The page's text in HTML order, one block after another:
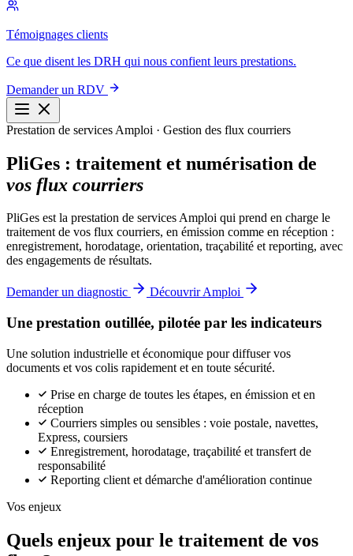
Témoignages clients
Ce que disent les DRH qui nous confient leurs prestations.
Demander un RDV
Prestation de services Amploi · Gestion des flux courriers
PliGes : traitement et numérisation de
vos flux courriers
PliGes est la prestation de services Amploi qui prend en charge le
traitement de vos flux courriers, en émission comme en réception :
enregistrement, horodatage, orientation, traçabilité et reporting, avec
des engagements de résultats.
Demander un diagnostic Découvrir Amploi
Une prestation outillée, pilotée par les indicateurs
Une solution industrielle et économique pour diffuser vos
documents et vos colis rapidement et en toute sécurité.
Prise en charge de toutes les étapes, en émission et en
réception
Courriers simples ou sensibles : voie postale, navettes,
Express, coursiers
Enregistrement, horodatage, traçabilité et transfert de
responsabilité
Reporting client et démarche d'amélioration continue
Vos enjeux
Quels enjeux pour le traitement de vos